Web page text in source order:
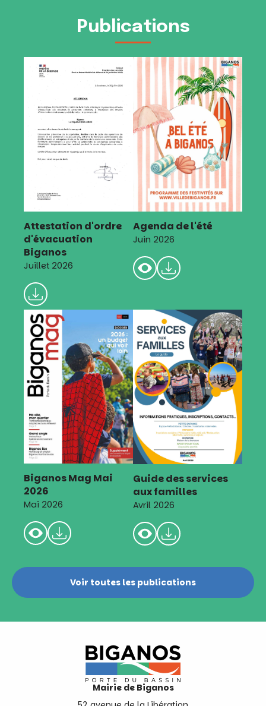
Publications
Attestation d'ordre
d'évacuation
Biganos
Juillet 2026
Agenda de l'été
Juin 2026
Biganos Mag Mai
2026
Mai 2026
Guide des services
aux familles
Avril 2026
Voir toutes les publications
Mairie de Biganos